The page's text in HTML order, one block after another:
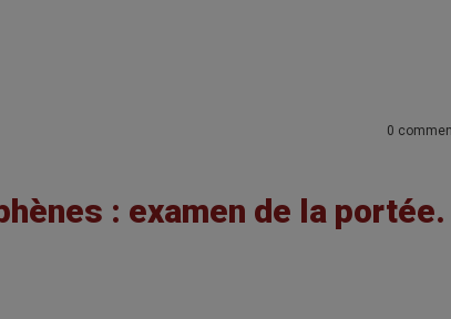
0
: examen de la portée.